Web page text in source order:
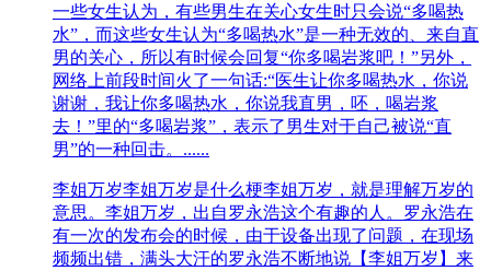
一些女生认为，有些男生在关心女生时只会说“多喝热
水”，而这些女生认为“多喝热水”是一种无效的、来自直
男的关心，所以有时候会回复“你多喝岩浆吧！”另外，
网络上前段时间火了一句话:“医生让你多喝热水，你说
谢谢，我让你多喝热水，你说我直男，呸，喝岩浆
去！”里的“多喝岩浆”，表示了男生对于自己被说“直
男”的一种回击。......
李姐万岁李姐万岁是什么梗李姐万岁，就是理解万岁的
意思。李姐万岁，出自罗永浩这个有趣的人。罗永浩在
有一次的发布会的时候，由于设备出现了问题，在现场
频频出错，满头大汗的罗永浩不断地说【李姐万岁】来